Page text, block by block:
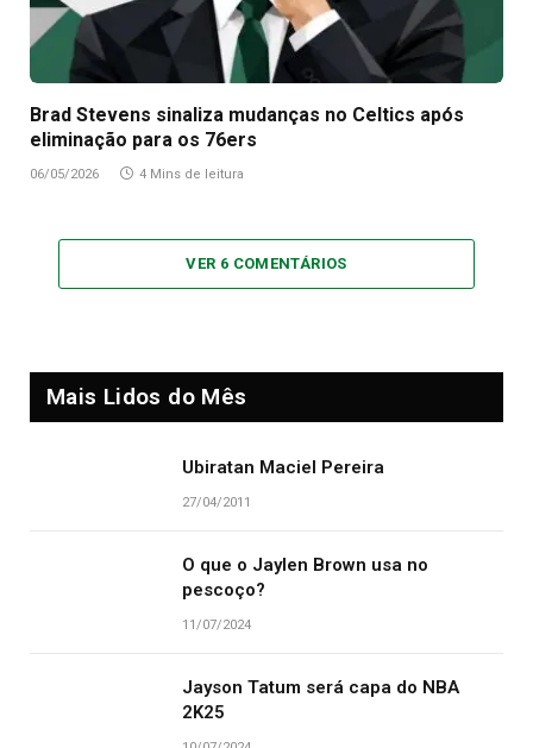
Brad Stevens sinaliza mudanças no Celtics após
eliminação para os 76ers
06/05/2026 4 Mins de leitura
VER 6 COMENTÁRIOS
Mais Lidos do Mês
Ubiratan Maciel Pereira
27/04/2011
O que o Jaylen Brown usa no
pescoço?
11/07/2024
Jayson Tatum será capa do NBA
2K25